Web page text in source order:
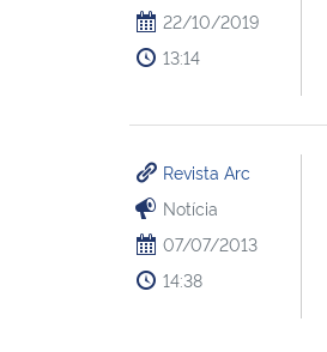
22/10/2019
13:14
Revista Arc
Notícia
07/07/2013
14:38